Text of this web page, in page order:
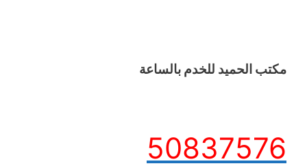
مكتب الحميد للخدم بالساعة
50837576